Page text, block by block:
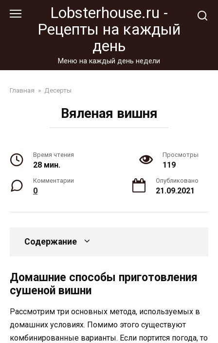
Lobsterhouse.ru -
Рецепты на каждый
день
Меню на каждый день недели
Главная » Десерты
Вяленая вишня
Время чтения
28 мин.
Просмотры
119
Комментарии
0
Опубликовано
21.09.2021
Содержание
Домашние способы приготовления
сушеной вишни
Рассмотрим три основных метода, используемых в
домашних условиях. Помимо этого существуют
комбинированные варианты. Если портится погода, то